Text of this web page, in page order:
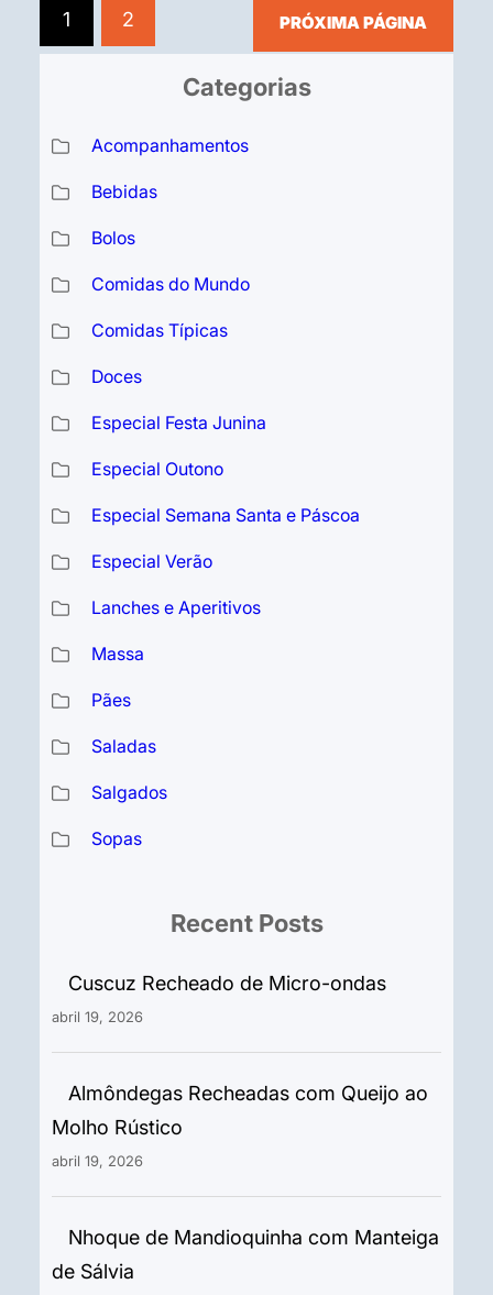
(ou a gosto) Sal e pimenta-do-
reino (a gosto) Modo de preparo
Em uma tigela,…
1 2 PRÓXIMA PÁGINA
Categorias
Acompanhamentos
Bebidas
Bolos
Comidas do Mundo
Comidas Típicas
Doces
Especial Festa Junina
Especial Outono
Especial Semana Santa e Páscoa
Especial Verão
Lanches e Aperitivos
Massa
Pães
Saladas
Salgados
Sopas
Recent Posts
Cuscuz Recheado de Micro-ondas
abril 19, 2026
Almôndegas Recheadas com Queijo ao
Molho Rústico
abril 19, 2026
Nhoque de Mandioquinha com Manteiga
de Sálvia